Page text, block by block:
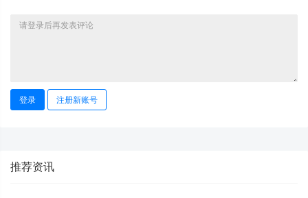
登录 注册新账号
推荐资讯